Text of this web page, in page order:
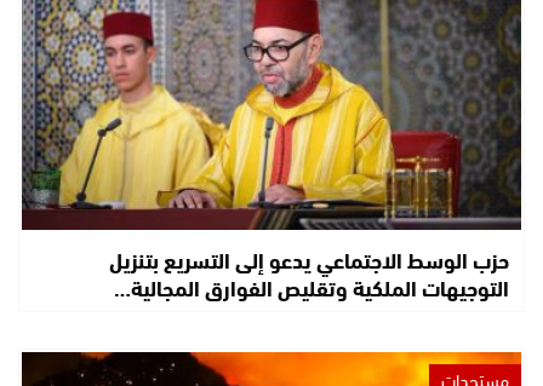
حزب الوسط الاجتماعي يدعو إلى التسريع بتنزيل
التوجيهات الملكية وتقليص الفوارق المجالية…
مستجدات